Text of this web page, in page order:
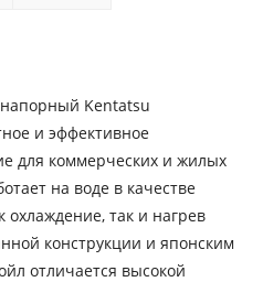
Kentatsu
и эффективное
для коммерческих и жилых
на воде в качестве
охлаждение, так и нагрев
конструкции и японским
отличается высокой